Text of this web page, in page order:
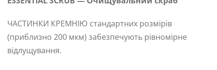
ЧАСТИНКИ КРЕМНІЮ стандартних розмірів
(приблизно 200 мкм) забезпечують рівномірне
відлущування.